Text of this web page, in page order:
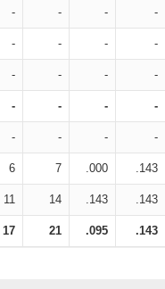
- - - -
- - - -
- - - -
- - - -
- - - -
6 7 .000 .143
11 14 .143 .143
17 21 .095 .143